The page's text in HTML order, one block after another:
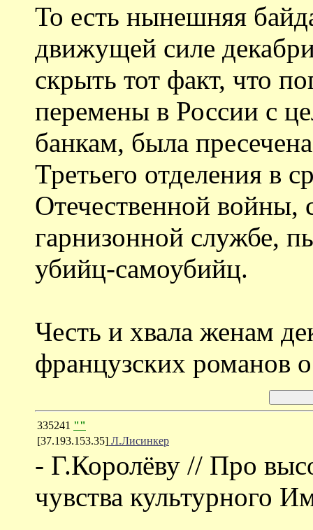
То есть нынешняя
движущей силе
скрыть тот факт, что
перемены в России с
банкам, была
Третьего отделения в
Отечественной войны,
гарнизонной службе,
убийц-самоубийц.
Честь и хвала женам
французских романов
335241 ""
[37.193.153.35] Л.Лисинкер
- Г.Королёву // Про
чувства культурного